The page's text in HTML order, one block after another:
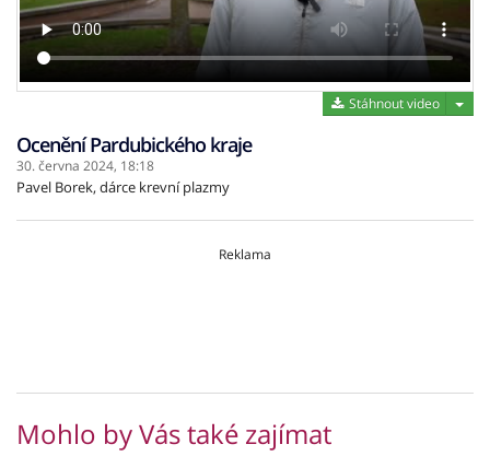
Stáhnout video
Ocenění Pardubického kraje
30. června 2024, 18:18
Pavel Borek, dárce krevní plazmy
Reklama
Mohlo by Vás také zajímat